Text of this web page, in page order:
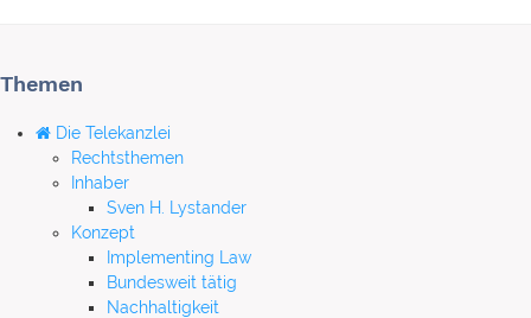
Themen
Die Telekanzlei
Rechtsthemen
Inhaber
Sven H. Lystander
Konzept
Implementing Law
Bundesweit tätig
Nachhaltigkeit